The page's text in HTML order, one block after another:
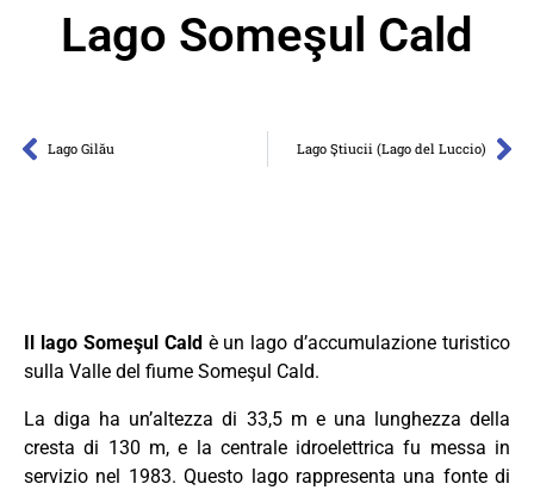
Lago Someşul Cald
Lago Gilău Lago Ştiucii (Lago del Luccio)
Il lago Someşul Cald è un lago d’accumulazione turistico
sulla Valle del fiume Someşul Cald.
La diga ha un’altezza di 33,5 m e una lunghezza della
cresta di 130 m, e la centrale idroelettrica fu messa in
servizio nel 1983. Questo lago rappresenta una fonte di